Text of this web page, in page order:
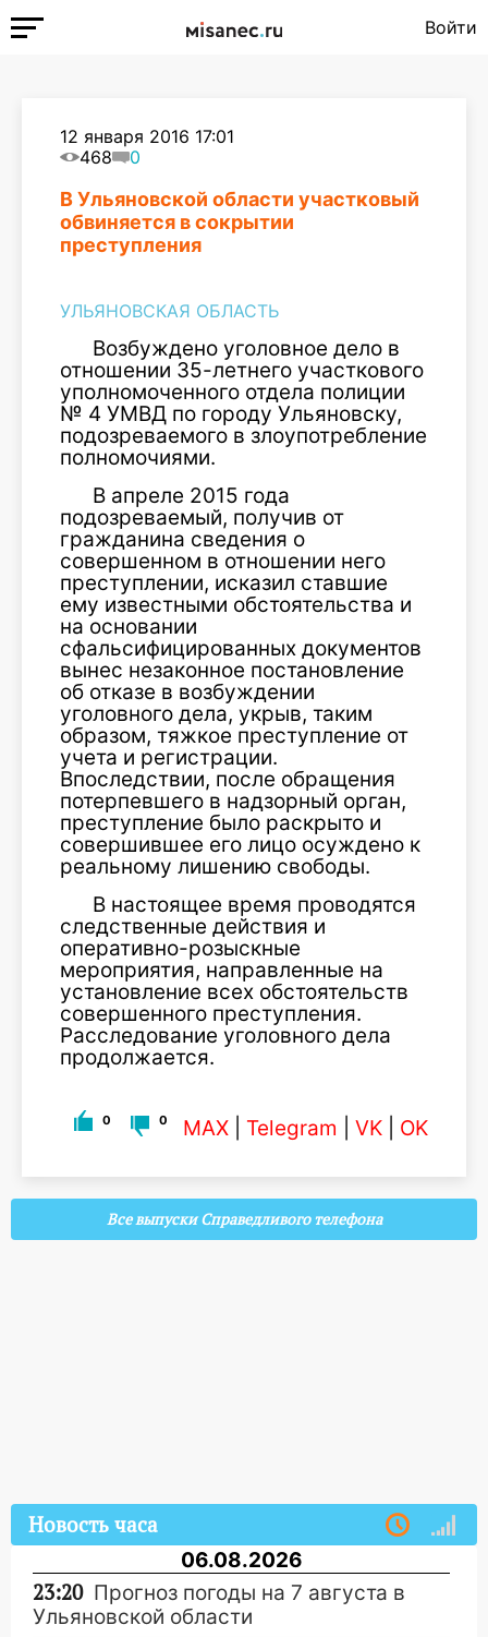
Войти
12 января 2016 17:01
468
0
В Ульяновской области участковый
обвиняется в сокрытии
преступления
УЛЬЯНОВСКАЯ ОБЛАСТЬ
Возбуждено уголовное дело в
отношении 35-летнего участкового
уполномоченного отдела полиции
№ 4 УМВД по городу Ульяновску,
подозреваемого в злоупотребление
полномочиями.
В апреле 2015 года
подозреваемый, получив от
гражданина сведения о
совершенном в отношении него
преступлении, исказил ставшие
ему известными обстоятельства и
на основании
сфальсифицированных документов
вынес незаконное постановление
об отказе в возбуждении
уголовного дела, укрыв, таким
образом, тяжкое преступление от
учета и регистрации.
Впоследствии, после обращения
потерпевшего в надзорный орган,
преступление было раскрыто и
совершившее его лицо осуждено к
реальному лишению свободы.
В настоящее время проводятся
следственные действия и
оперативно-розыскные
мероприятия, направленные на
установление всех обстоятельств
совершенного преступления.
Расследование уголовного дела
продолжается.
0 0 MAX Telegram VK OK
Все выпуски Справедливого телефона
Новость часа
06.08.2026
23:20 Прогноз погоды на 7 августа в
Ульяновской области